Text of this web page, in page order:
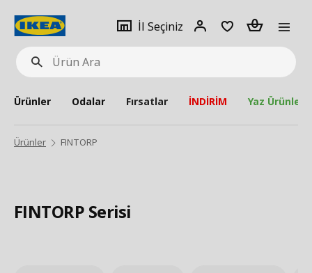
Ürün
Ara
İl Seçiniz
Giriş
Adet
Ürünler Odalar Fırsatlar İNDİRİM Yaz Ürünleri
Ürünler FINTORP
FINTORP Serisi